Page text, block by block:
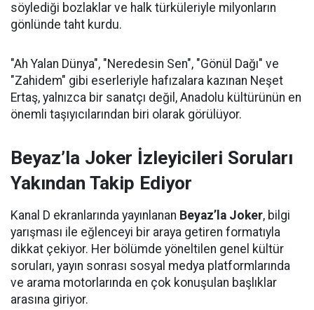
söylediği bozlaklar ve halk türküleriyle milyonların
gönlünde taht kurdu.
"Ah Yalan Dünya", "Neredesin Sen", "Gönül Dağı" ve
"Zahidem" gibi eserleriyle hafızalara kazınan Neşet
Ertaş, yalnızca bir sanatçı değil, Anadolu kültürünün en
önemli taşıyıcılarından biri olarak görülüyor.
Beyaz’la Joker İzleyicileri Soruları
Yakından Takip Ediyor
Kanal D ekranlarında yayınlanan Beyaz’la Joker, bilgi
yarışması ile eğlenceyi bir araya getiren formatıyla
dikkat çekiyor. Her bölümde yöneltilen genel kültür
soruları, yayın sonrası sosyal medya platformlarında
ve arama motorlarında en çok konuşulan başlıklar
arasına giriyor.